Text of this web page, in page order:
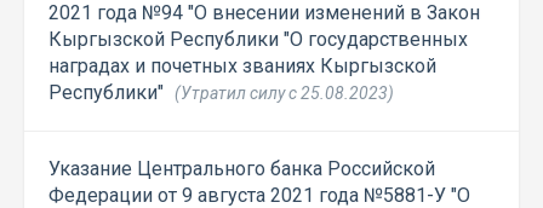
2021 года №94 "О внесении изменений в Закон
Кыргызской Республики "О государственных
наградах и почетных званиях Кыргызской
Республики" (Утратил силу с 25.08.2023)
Указание Центрального банка Российской
Федерации от 9 августа 2021 года №5881-У "О